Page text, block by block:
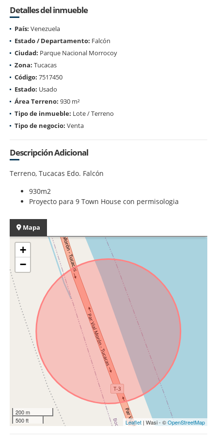
Detalles del inmueble
País: Venezuela
Estado / Departamento: Falcón
Ciudad: Parque Nacional Morrocoy
Zona: Tucacas
Código: 7517450
Estado: Usado
Área Terreno: 930 m²
Tipo de inmueble: Lote / Terreno
Tipo de negocio: Venta
Descripción Adicional
Terreno, Tucacas Edo. Falcón
930m2
Proyecto para 9 Town House con permisologia
Mapa
+
−
200 m
500 ft
Leaflet | Wasi - ©OpenStreetMap